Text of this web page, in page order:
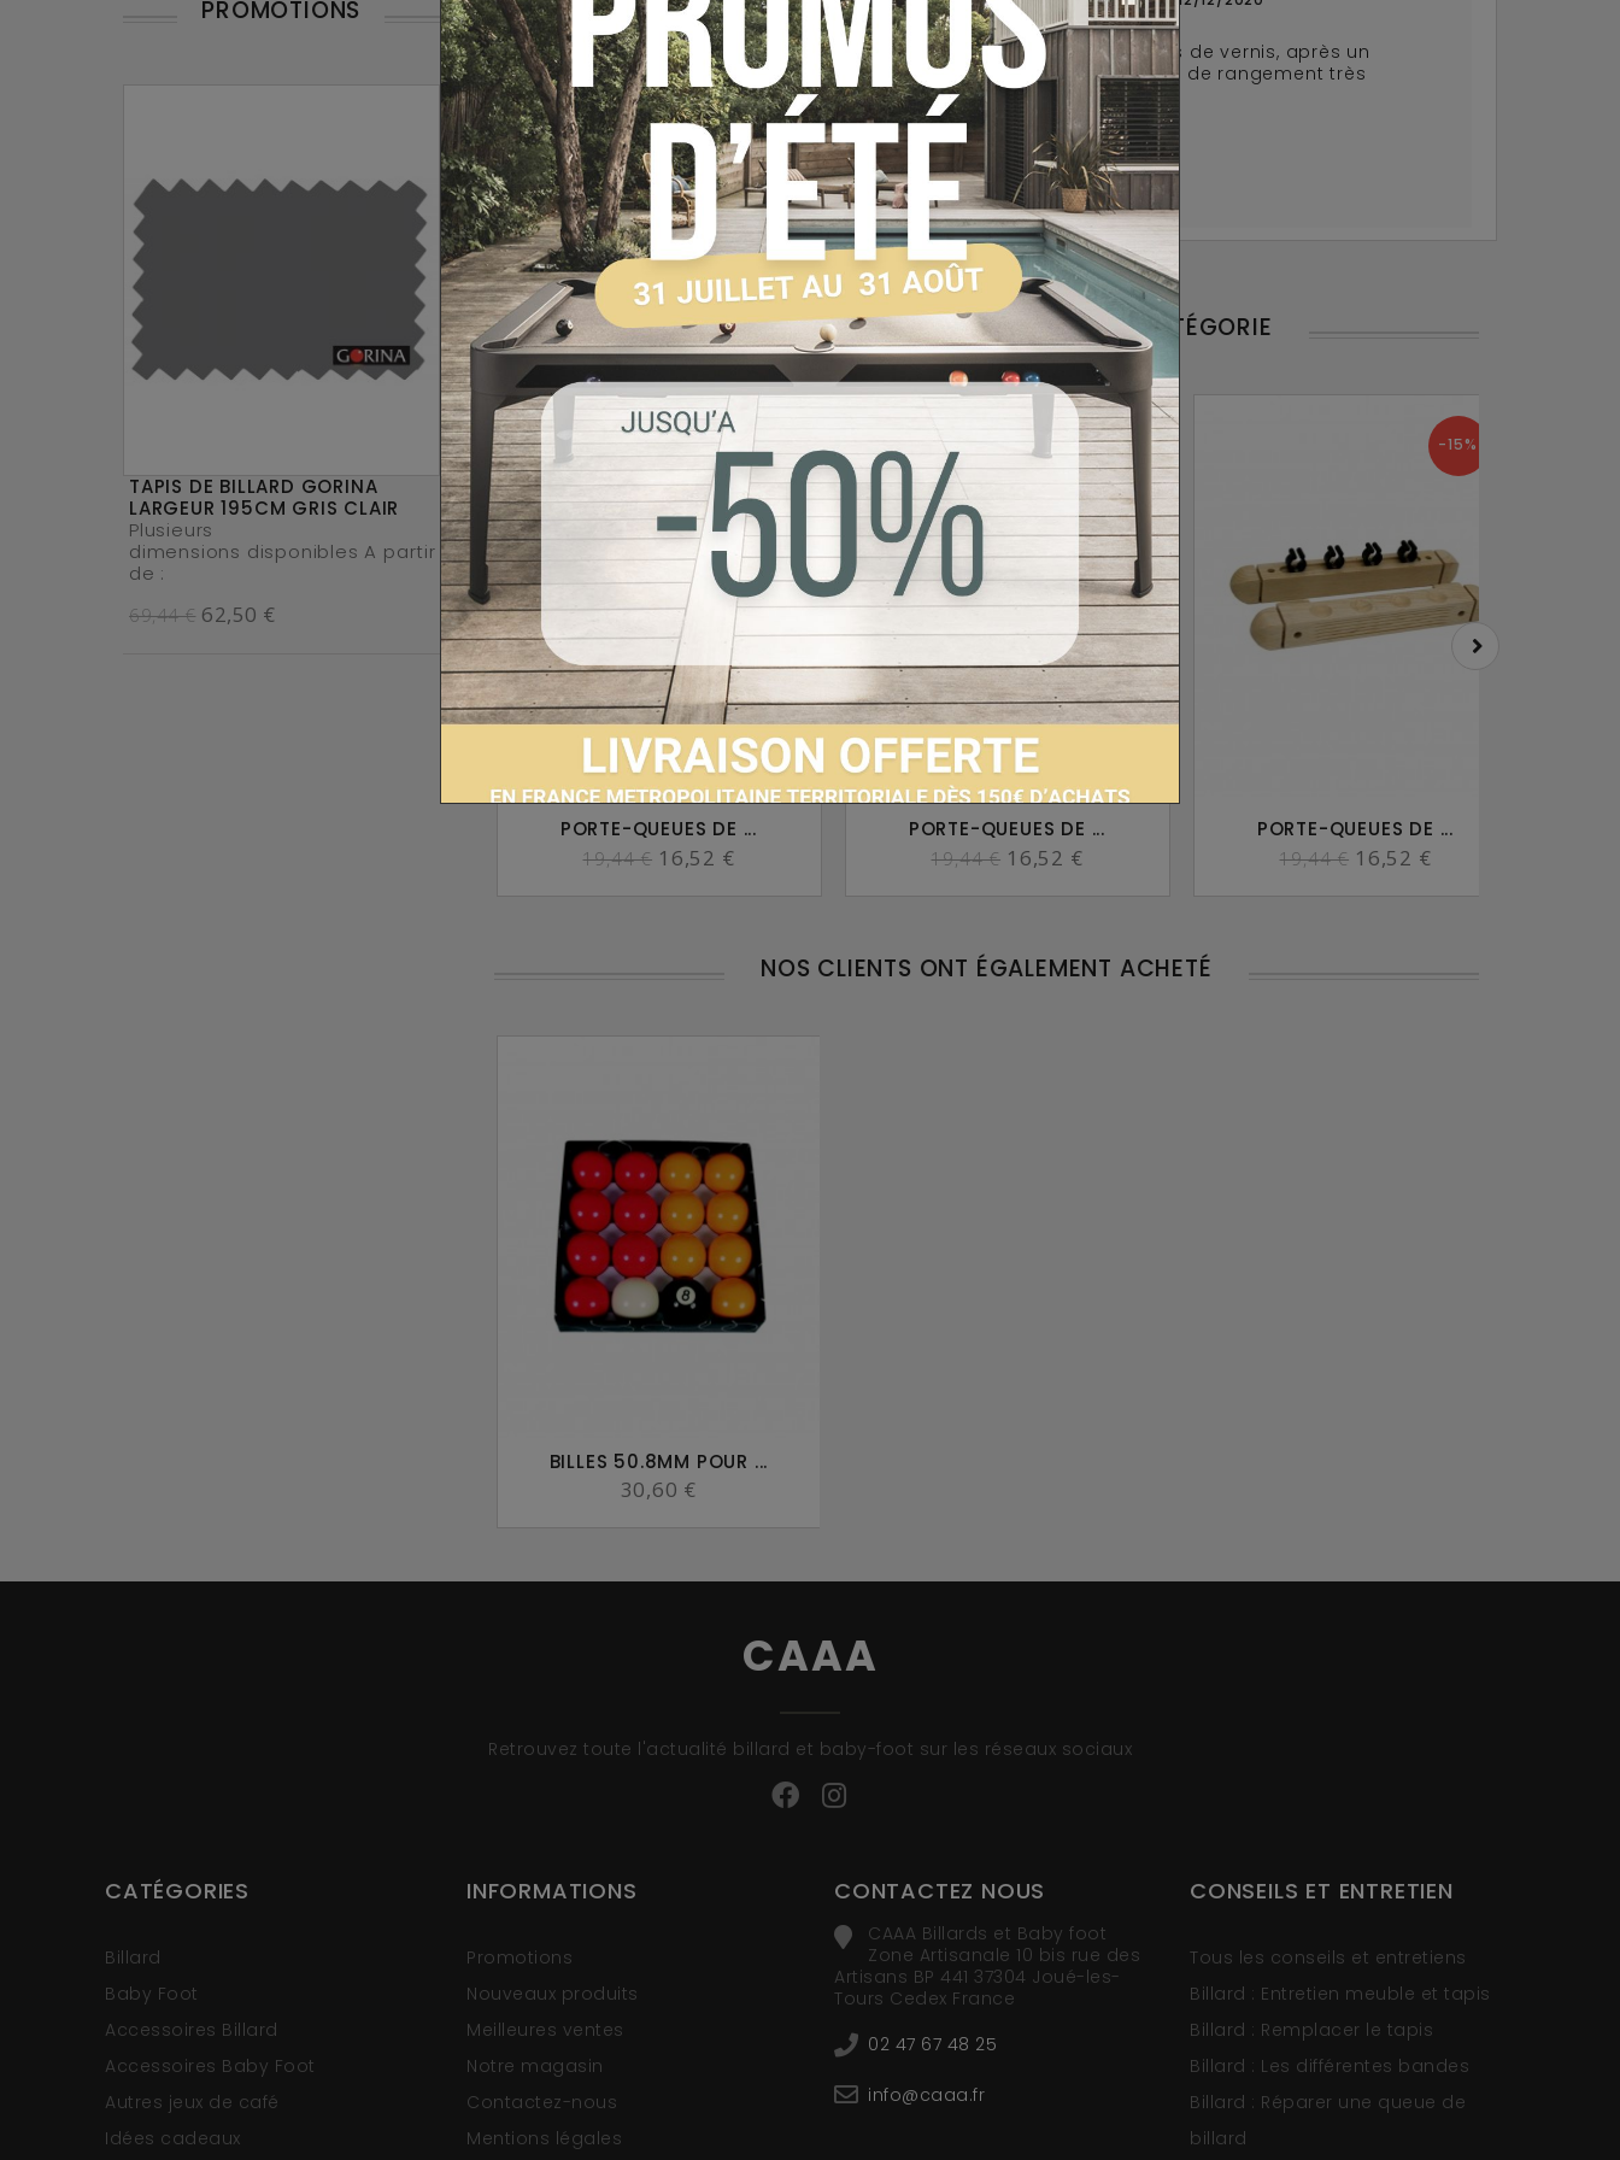
PROMOTIONS
TAPIS DE BILLARD GORINA
LARGEUR 195CM GRIS CLAIR
Plusieurs
dimensions disponibles A partir
de :
69,44 € 62,50 €
4/5
Très bien, malgré quelques défauts, des coups et des défauts de vernis, après un
petit ponçage et une nouvelle couche de vernis, petit meuble de rangement très
pratique
Cet avis vous a-t-il été utile ?
Oui 2 Non 0
27 AUTRES PRODUITS DANS LA MÊME CATÉGORIE
PORTE-QUEUES DE ...
19,44 € 16,52 €
-15%
PORTE-QUEUES DE ...
19,44 € 16,52 €
-15%
PORTE-QUEUES DE ...
19,44 € 16,52 €
-15%
NOS CLIENTS ONT ÉGALEMENT ACHETÉ
BILLES 50.8MM POUR ...
30,60 €
CAAA
Retrouvez toute l'actualité billard et baby-foot sur les réseaux sociaux
CATÉGORIES
Billard
Baby Foot
Accessoires Billard
Accessoires Baby Foot
Autres jeux de café
Idées cadeaux
INFORMATIONS
Promotions
Nouveaux produits
Meilleures ventes
Notre magasin
Contactez-nous
Mentions légales
CONTACTEZ NOUS
CAAA Billards et Baby foot
Zone Artisanale 10 bis rue des
Artisans BP 441 37304 Joué-les-
Tours Cedex France
02 47 67 48 25
info@caaa.fr
CONSEILS ET ENTRETIEN
Tous les conseils et entretiens
Billard : Entretien meuble et tapis
Billard : Remplacer le tapis
Billard : Les différentes bandes
Billard : Réparer une queue de
billard